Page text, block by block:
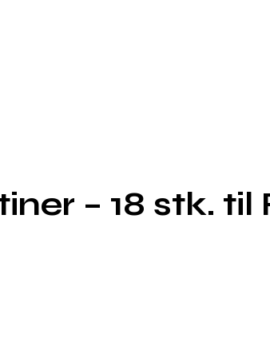
– 18 stk. til